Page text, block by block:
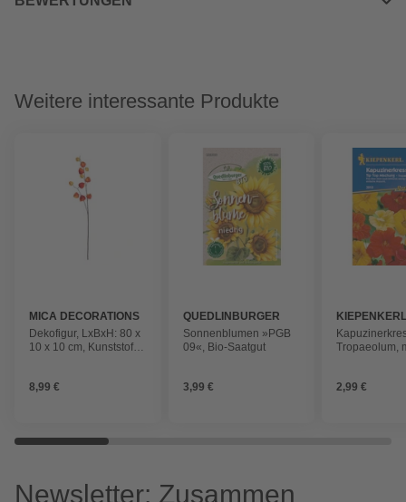
Weitere interessante Produkte
MICA DECORATIONS
Dekofigur, LxBxH: 80 x
10 x 10 cm, Kunststoff
8,99 €
QUEDLINBURGER
Sonnenblumen »PGB
09«, Bio-Saatgut
3,99 €
Tropaeolum,
2,99 €
Newsletter: Zusammen